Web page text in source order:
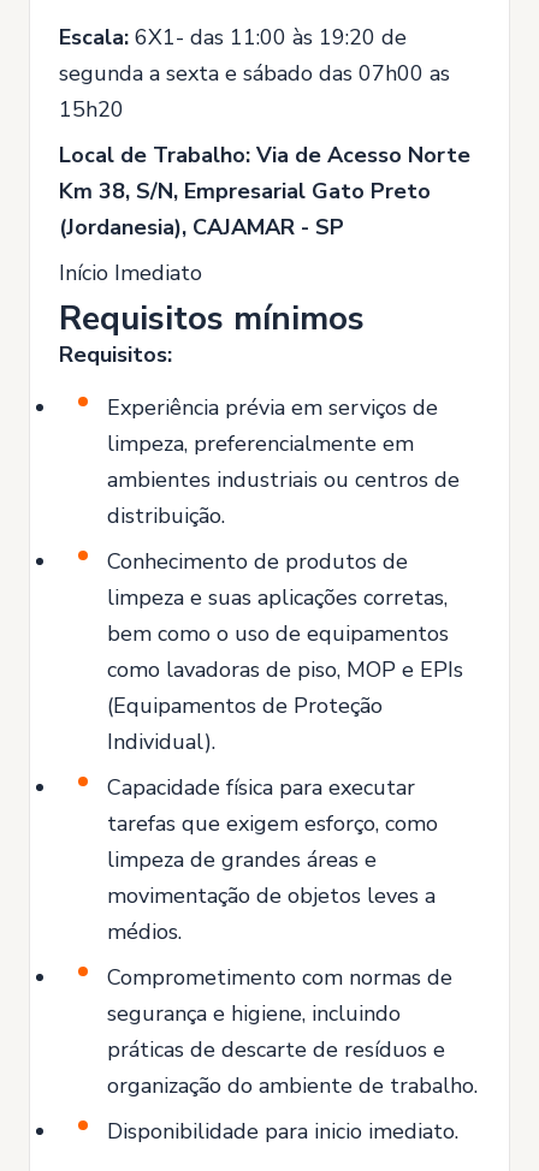
Escala: 6X1- das 11:00 às 19:20 de
segunda a sexta e sábado das 07h00 as
15h20
Local de Trabalho: Via de Acesso Norte
Km 38, S/N, Empresarial Gato Preto
(Jordanesia), CAJAMAR - SP
Início Imediato
Requisitos mínimos
Requisitos:
Experiência prévia em serviços de
limpeza, preferencialmente em
ambientes industriais ou centros de
distribuição.
Conhecimento de produtos de
limpeza e suas aplicações corretas,
bem como o uso de equipamentos
como lavadoras de piso, MOP e EPIs
(Equipamentos de Proteção
Individual).
Capacidade física para executar
tarefas que exigem esforço, como
limpeza de grandes áreas e
movimentação de objetos leves a
médios.
Comprometimento com normas de
segurança e higiene, incluindo
práticas de descarte de resíduos e
organização do ambiente de trabalho.
Disponibilidade para inicio imediato.